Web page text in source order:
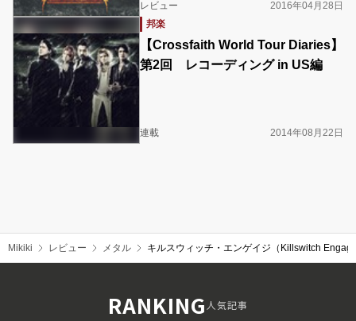
レビュー
2016年04月28日
邦楽
【Crossfaith World Tour Diaries】
第2回 レコーディング in US編
連載 2014年08月22日
Mikiki レビュー メタル キルスウィッチ・エンゲイジ（Killswitch
RANKING人気記事